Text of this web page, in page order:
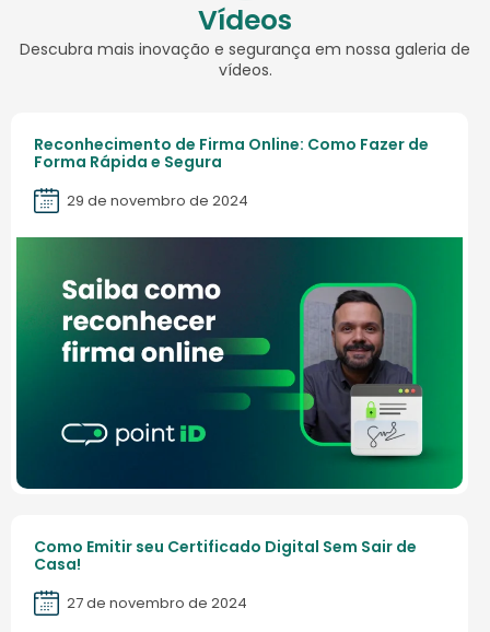
Vídeos
Descubra mais inovação e segurança em nossa galeria de
vídeos.
Reconhecimento de Firma Online: Como Fazer de
Forma Rápida e Segura
29 de novembro de 2024
Como Emitir seu Certificado Digital Sem Sair de
Casa!
27 de novembro de 2024